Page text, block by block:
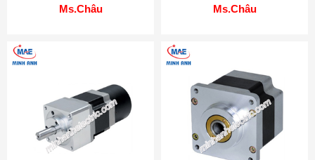
Ms.Châu
Ms.Châu